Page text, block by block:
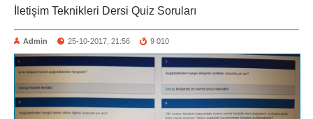
İletişim Teknikleri Dersi Quiz Soruları
Admin 25-10-2017, 21:56 9 010